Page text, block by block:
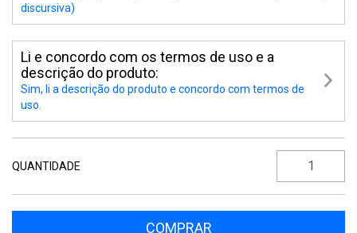
discursiva)
Li e concordo com os termos de uso e a
descrição do produto:
Sim, li a descrição do produto e concordo com termos de
uso.
QUANTIDADE